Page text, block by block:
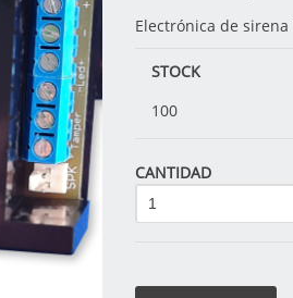
Electrónica de sirena
STOCK
100
CANTIDAD